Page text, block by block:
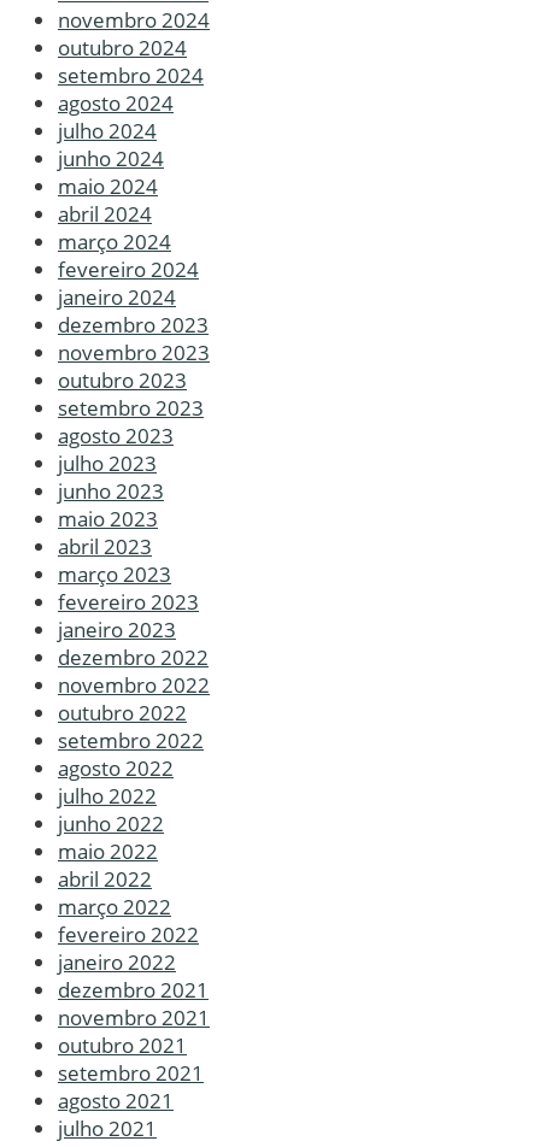
novembro 2024
outubro 2024
setembro 2024
agosto 2024
julho 2024
junho 2024
maio 2024
abril 2024
março 2024
fevereiro 2024
janeiro 2024
dezembro 2023
novembro 2023
outubro 2023
setembro 2023
agosto 2023
julho 2023
junho 2023
maio 2023
abril 2023
março 2023
fevereiro 2023
janeiro 2023
dezembro 2022
novembro 2022
outubro 2022
setembro 2022
agosto 2022
julho 2022
junho 2022
maio 2022
abril 2022
março 2022
fevereiro 2022
janeiro 2022
dezembro 2021
novembro 2021
outubro 2021
setembro 2021
agosto 2021
julho 2021